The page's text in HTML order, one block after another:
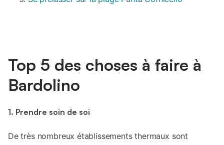
Top 5 des choses à faire à
Bardolino
1. Prendre soin de soi
De très nombreux établissements thermaux sont